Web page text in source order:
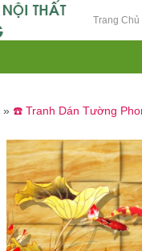
Trang Chủ
» ☎️ Tranh Dán Tường